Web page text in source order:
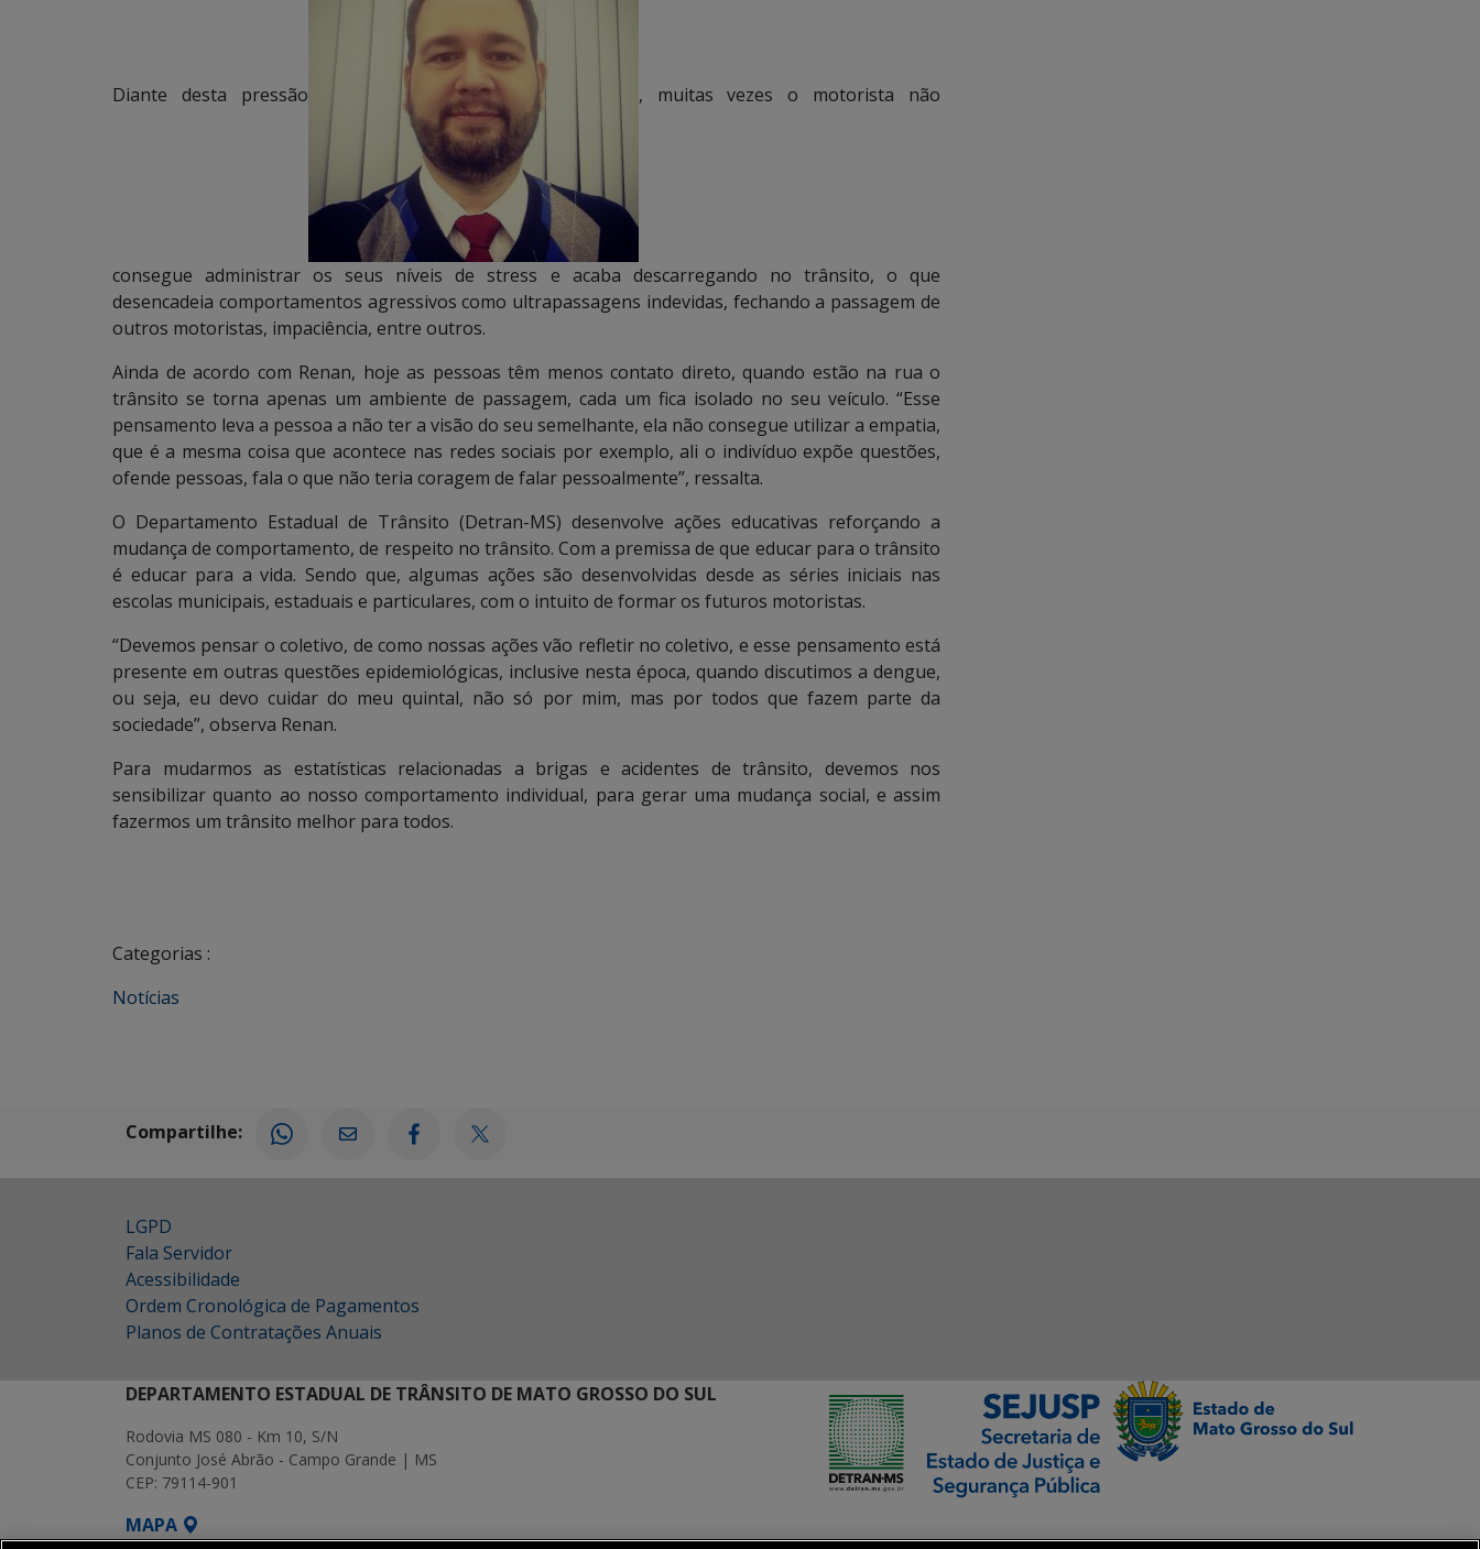
Diante desta pressão , muitas vezes o motorista não
consegue administrar os seus níveis de stress e acaba descarregando no trânsito, o que
desencadeia comportamentos agressivos como ultrapassagens indevidas, fechando a passagem de
outros motoristas, impaciência, entre outros.
Ainda de acordo com Renan, hoje as pessoas têm menos contato direto, quando estão na rua o
trânsito se torna apenas um ambiente de passagem, cada um fica isolado no seu veículo. “Esse
pensamento leva a pessoa a não ter a visão do seu semelhante, ela não consegue utilizar a empatia,
que é a mesma coisa que acontece nas redes sociais por exemplo, ali o indivíduo expõe questões,
ofende pessoas, fala o que não teria coragem de falar pessoalmente”, ressalta.
O Departamento Estadual de Trânsito (Detran-MS) desenvolve ações educativas reforçando a
mudança de comportamento, de respeito no trânsito. Com a premissa de que educar para o trânsito
é educar para a vida. Sendo que, algumas ações são desenvolvidas desde as séries iniciais nas
escolas municipais, estaduais e particulares, com o intuito de formar os futuros motoristas.
“Devemos pensar o coletivo, de como nossas ações vão refletir no coletivo, e esse pensamento está
presente em outras questões epidemiológicas, inclusive nesta época, quando discutimos a dengue,
ou seja, eu devo cuidar do meu quintal, não só por mim, mas por todos que fazem parte da
sociedade”, observa Renan.
Para mudarmos as estatísticas relacionadas a brigas e acidentes de trânsito, devemos nos
sensibilizar quanto ao nosso comportamento individual, para gerar uma mudança social, e assim
fazermos um trânsito melhor para todos.
Categorias :
Notícias
Compartilhe:
LGPD
Fala Servidor
Acessibilidade
Ordem Cronológica de Pagamentos
Planos de Contratações Anuais
DEPARTAMENTO ESTADUAL DE TRÂNSITO DE MATO GROSSO DO SUL
Rodovia MS 080 - Km 10, S/N
Conjunto José Abrão - Campo Grande | MS
CEP: 79114-901
MAPA